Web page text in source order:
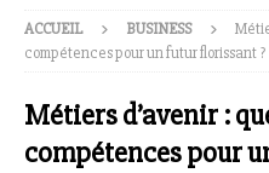
ACCUEIL BUSINESS
compétences pour un futur florissant ?
Métiers d’avenir :
compétences pour